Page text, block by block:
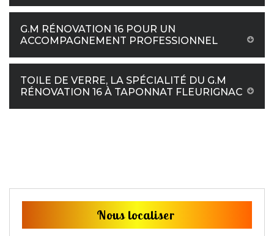
G.M RÉNOVATION 16 POUR UN
ACCOMPAGNEMENT PROFESSIONNEL
TOILE DE VERRE, LA SPÉCIALITÉ DU G.M
RÉNOVATION 16 À TAPONNAT FLEURIGNAC
Nous localiser